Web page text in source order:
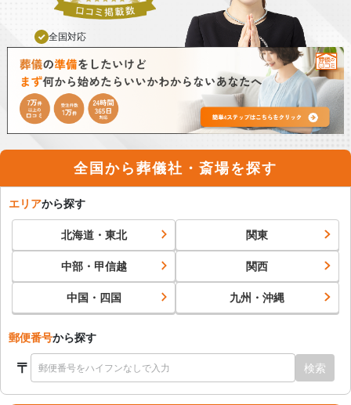
全国対応
24時間365日対応
全国から葬儀社・斎場を探す
エリアから探す
北海道・東北 関東
中部・甲信越 関西
中国・四国 九州・沖縄
郵便番号から探す
〒 検索